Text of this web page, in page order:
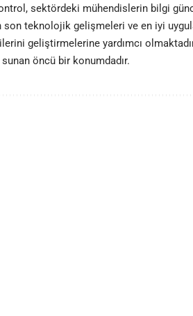
sektördeki mühendislerin bilgi
son teknolojik gelişmeleri ve en iyi
geliştirmelerine yardımcı
öncü bir konumdadır.